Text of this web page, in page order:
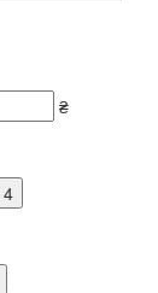
₴
4